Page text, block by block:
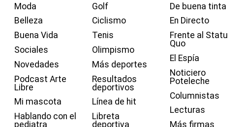
Moda
Belleza
Buena Vida
Sociales
Novedades
Podcast Arte
Libre
Mi mascota
Hablando con el
pediatra
Golf
Ciclismo
Tenis
Olimpismo
Más deportes
Resultados
deportivos
Línea de hit
Libreta
deportiva
De buena tinta
En Directo
Frente al Statu
Quo
El Espía
Noticiero
Poteleche
Columnistas
Lecturas
Más firmas